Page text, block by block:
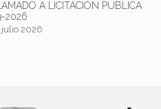
A LICITACIÓN PÚBLICA
2026
julio 2026